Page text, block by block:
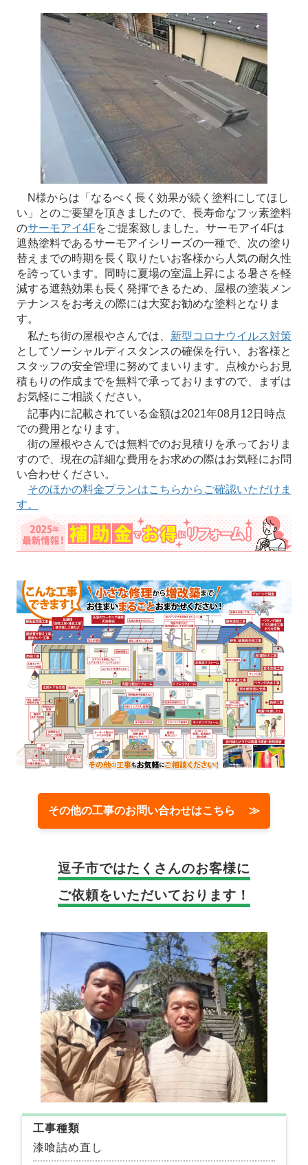
N様からは「なるべく長く効果が続く塗料にしてほし
い」とのご要望を頂きましたので、長寿命なフッ素塗料
のサーモアイ4Fをご提案致しました。サーモアイ4Fは
遮熱塗料であるサーモアイシリーズの一種で、次の塗り
替えまでの時期を長く取りたいお客様から人気の耐久性
を誇っています。同時に夏場の室温上昇による暑さを軽
減する遮熱効果も長く発揮できるため、屋根の塗装メン
テナンスをお考えの際には大変お勧めな塗料となりま
す。
私たち街の屋根やさんでは、 新型コロナウイルス対策
としてソーシャルディスタンスの確保を行い、お客様と
スタッフの安全管理に努めてまいります。点検からお見
積もりの作成までを無料で承っておりますので、まずは
お気軽にご相談ください。
記事内に記載されている金額は2021年08月12日時点
での費用となります。
街の屋根やさんでは無料でのお見積りを承っておりま
すので、現在の詳細な費用をお求めの際はお気軽にお問
い合わせください。
そのほかの料金プランはこちらからご確認いただけま
す。
その他の工事のお問い合わせはこちら ≫
逗子市ではたくさんのお客様に
ご依頼をいただいております！
工事種類
漆喰詰め直し